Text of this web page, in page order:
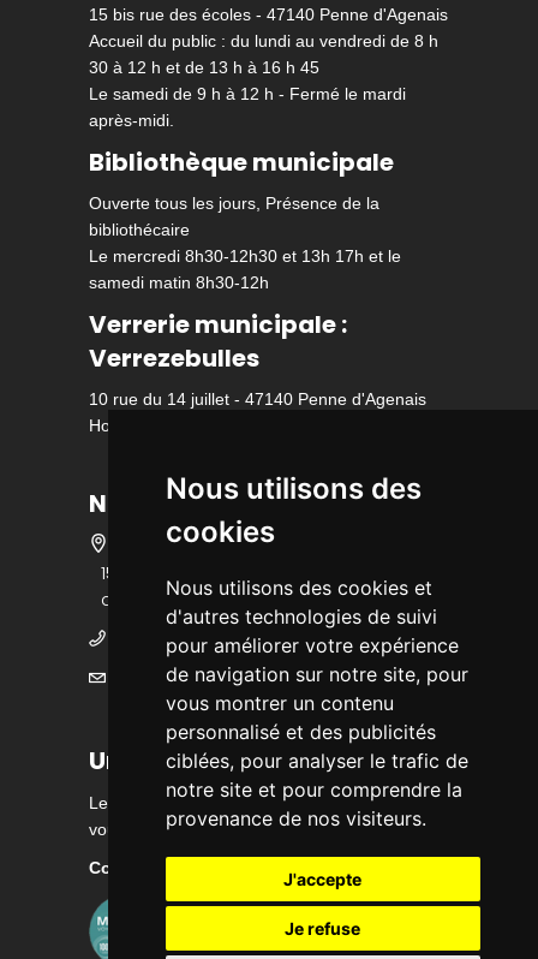
Nous utilisons des
cookies
Nous utilisons des cookies et
d'autres technologies de suivi
pour améliorer votre expérience
de navigation sur notre site, pour
vous montrer un contenu
personnalisé et des publicités
ciblées, pour analyser le trafic de
notre site et pour comprendre la
provenance de nos visiteurs.
J'accepte
Je refuse
15 bis rue des écoles - 47140 Penne d'Agenais
Accueil du public : du lundi au vendredi de 8 h
30 à 12 h et de 13 h à 16 h 45
Le samedi de 9 h à 12 h - Fermé le mardi
après-midi.
Bibliothèque municipale
Ouverte tous les jours, Présence de la
bibliothécaire
Le mercredi 8h30-12h30 et 13h 17h et le
samedi matin 8h30-12h
Verrerie municipale :
Verrezebulles
10 rue du 14 juillet - 47140 Penne d'Agenais
Horaire d'ouverture
Nous contacter
15 bis rue des écoles - 47140 Penne
d'Agenais
05 53 36 25 25
mairie@ville-pennedagenais.fr
Urbanisme
Les renseignements sont délivrés sur rendez-
vous du lundi au vendredi matin
Contactez nous